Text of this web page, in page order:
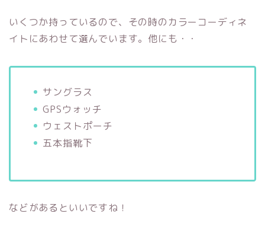
いくつか持っているので、その時のカラーコーディネ
イトにあわせて選んでいます。他にも・・
サングラス
GPSウォッチ
ウェストポーチ
五本指靴下
などがあるといいですね！